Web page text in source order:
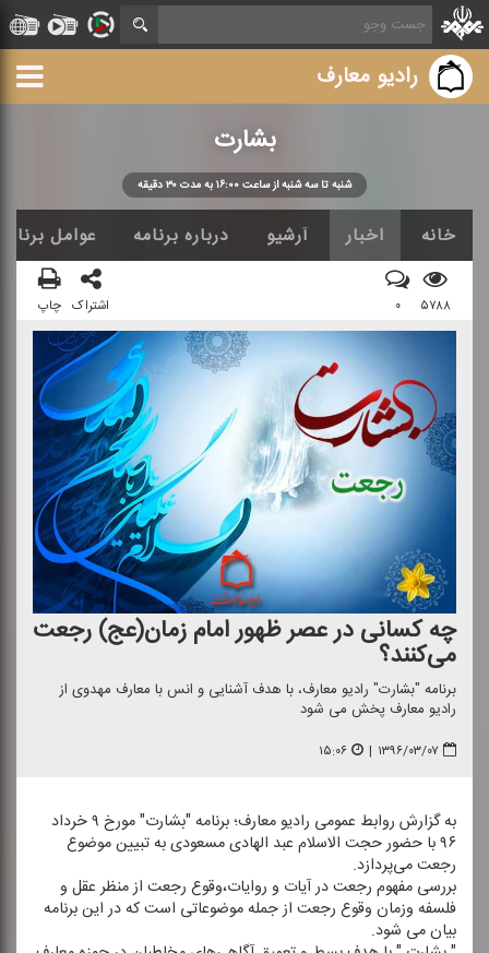
رادیو معارف
بشارت
شنبه تا سه شنبه از ساعت ۱۶:۰۰ به مدت ۳۰ دقیقه
خانه اخبار آرشیو درباره برنامه عوامل برنامه
۵۷۸۸ ۰ اشتراک چاپ
چه كسانی در عصر ظهور امام زمان(عج) رجعت
می‌كنند؟
برنامه "بشارت" رادیو معارف، با هدف آشنایی و انس با معارف مهدوی از
رادیو معارف پخش می شود
۱۳۹۶/۰۳/۰۷ | ۱۵:۰۶
به گزارش روابط عمومی رادیو معارف؛ برنامه "بشارت" مورخ ۹ خرداد
۹۶ با حضور حجت الاسلام عبد الهادی مسعودی به تبیین موضوع
رجعت می‌پردازد.
بررسی مفهوم رجعت در آیات و روایات،وقوع رجعت از منظر عقل و
فلسفه وزمان وقوع رجعت از جمله موضوعاتی است كه در این برنامه
بیان می شود.